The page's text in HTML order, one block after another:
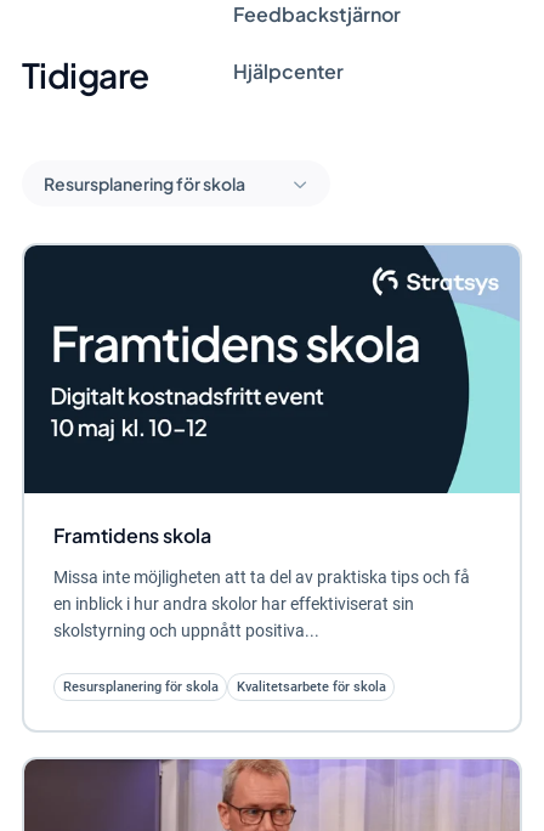
Feedbackstjärnor
Hjälpcenter
Tidigare
Resursplanering för skola
Framtidens skola
Missa inte möjligheten att ta del av praktiska tips och få
en inblick i hur andra skolor har effektiviserat sin
skolstyrning och uppnått positiva...
Resursplanering för skola Kvalitetsarbete för skola